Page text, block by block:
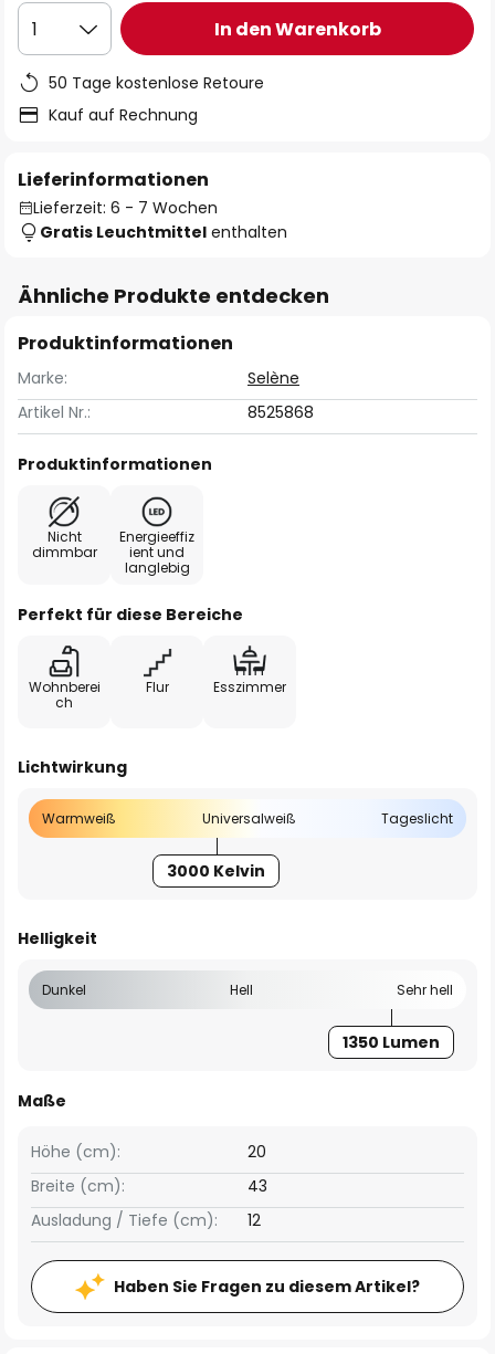
1 In den Warenkorb
50 Tage kostenlose Retoure
Kauf auf Rechnung
Lieferinformationen
Lieferzeit: 6 - 7 Wochen
Gratis Leuchtmittel enthalten
Ähnliche Produkte entdecken
Produktinformationen
Marke:
Selène
Artikel Nr.:
8525868
Produktinformationen
Nicht
dimmbar
Energieeffiz
ient und
langlebig
Perfekt für diese Bereiche
Wohnberei
ch
Flur Esszimmer
Lichtwirkung
Warmweiß Universalweiß Tageslicht
3000 Kelvin
Helligkeit
Dunkel Hell Sehr hell
1350 Lumen
Maße
Breite (cm): 43
Höhe (cm): 20
Ausladung / Tiefe (cm): 12
Haben Sie Fragen zu diesem Artikel?